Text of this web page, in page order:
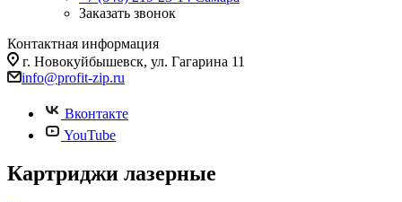
Заказать звонок
Контактная информация
г. Новокуйбышевск, ул. Гагарина 11
info@profit-zip.ru
Вконтакте
YouTube
Картриджи лазерные